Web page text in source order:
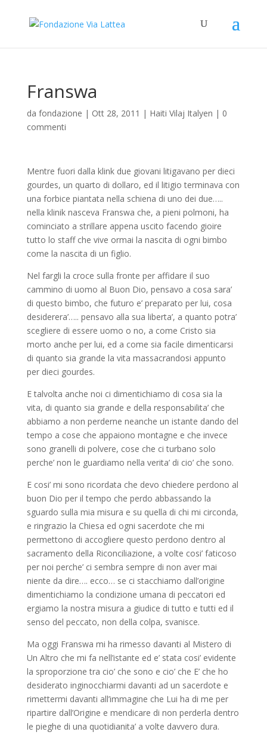
Franswa
da fondazione | Ott 28, 2011 | Haiti Vilaj Italyen | 0
commenti
Mentre fuori dalla klink due giovani litigavano per dieci
gourdes, un quarto di dollaro, ed il litigio terminava con
una forbice piantata nella schiena di uno dei due…..
nella klinik nasceva Franswa che, a pieni polmoni, ha
cominciato a strillare appena uscito facendo gioire
tutto lo staff che vive ormai la nascita di ogni bimbo
come la nascita di un figlio.
Nel fargli la croce sulla fronte per affidare il suo
cammino di uomo al Buon Dio, pensavo a cosa sara’
di questo bimbo, che futuro e’ preparato per lui, cosa
desiderera’….. pensavo alla sua liberta’, a quanto potra’
scegliere di essere uomo o no, a come Cristo sia
morto anche per lui, ed a come sia facile dimenticarsi
di quanto sia grande la vita massacrandosi appunto
per dieci gourdes.
E talvolta anche noi ci dimentichiamo di cosa sia la
vita, di quanto sia grande e della responsabilita’ che
abbiamo a non perderne neanche un istante dando del
tempo a cose che appaiono montagne e che invece
sono granelli di polvere, cose che ci turbano solo
perche’ non le guardiamo nella verita’ di cio’ che sono.
E cosi’ mi sono ricordata che devo chiedere perdono al
buon Dio per il tempo che perdo abbassando la
sguardo sulla mia misura e su quella di chi mi circonda,
e ringrazio la Chiesa ed ogni sacerdote che mi
permettono di accogliere questo perdono dentro al
sacramento della Riconciliazione, a volte cosi’ faticoso
per noi perche’ ci sembra sempre di non aver mai
niente da dire…. ecco… se ci stacchiamo dall’origine
dimentichiamo la condizione umana di peccatori ed
ergiamo la nostra misura a giudice di tutto e tutti ed il
senso del peccato, non della colpa, svanisce.
Ma oggi Franswa mi ha rimesso davanti al Mistero di
Un Altro che mi fa nell’istante ed e’ stata cosi’ evidente
la sproporzione tra cio’ che sono e cio’ che E’ che ho
desiderato inginocchiarmi davanti ad un sacerdote e
rimettermi davanti all’immagine che Lui ha di me per
ripartire dall’Origine e mendicare di non perderla dentro
le pieghe di una quotidianita’ a volte davvero dura.